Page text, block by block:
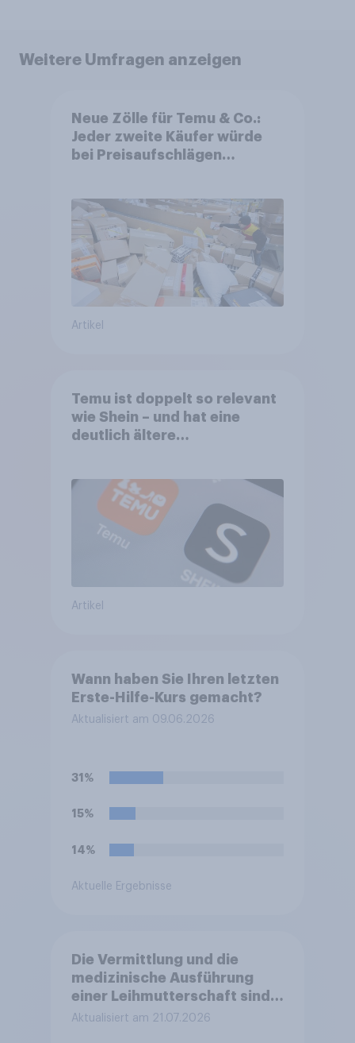
Weitere Umfragen anzeigen
Neue Zölle für Temu & Co.:
Jeder zweite Käufer würde
bei Preisaufschlägen
Artikel
Temu ist doppelt so relevant
wie Shein – und hat eine
deutlich ältere
Artikel
Wann haben Sie Ihren letzten
Erste-Hilfe-Kurs gemacht?
Aktualisiert am 09.06.2026
31%
15%
14%
Aktuelle Ergebnisse
Die Vermittlung und die
medizinische Ausführung
einer Leihmutterschaft sind
in Deutschland anders als in
Aktualisiert am 21.07.2026